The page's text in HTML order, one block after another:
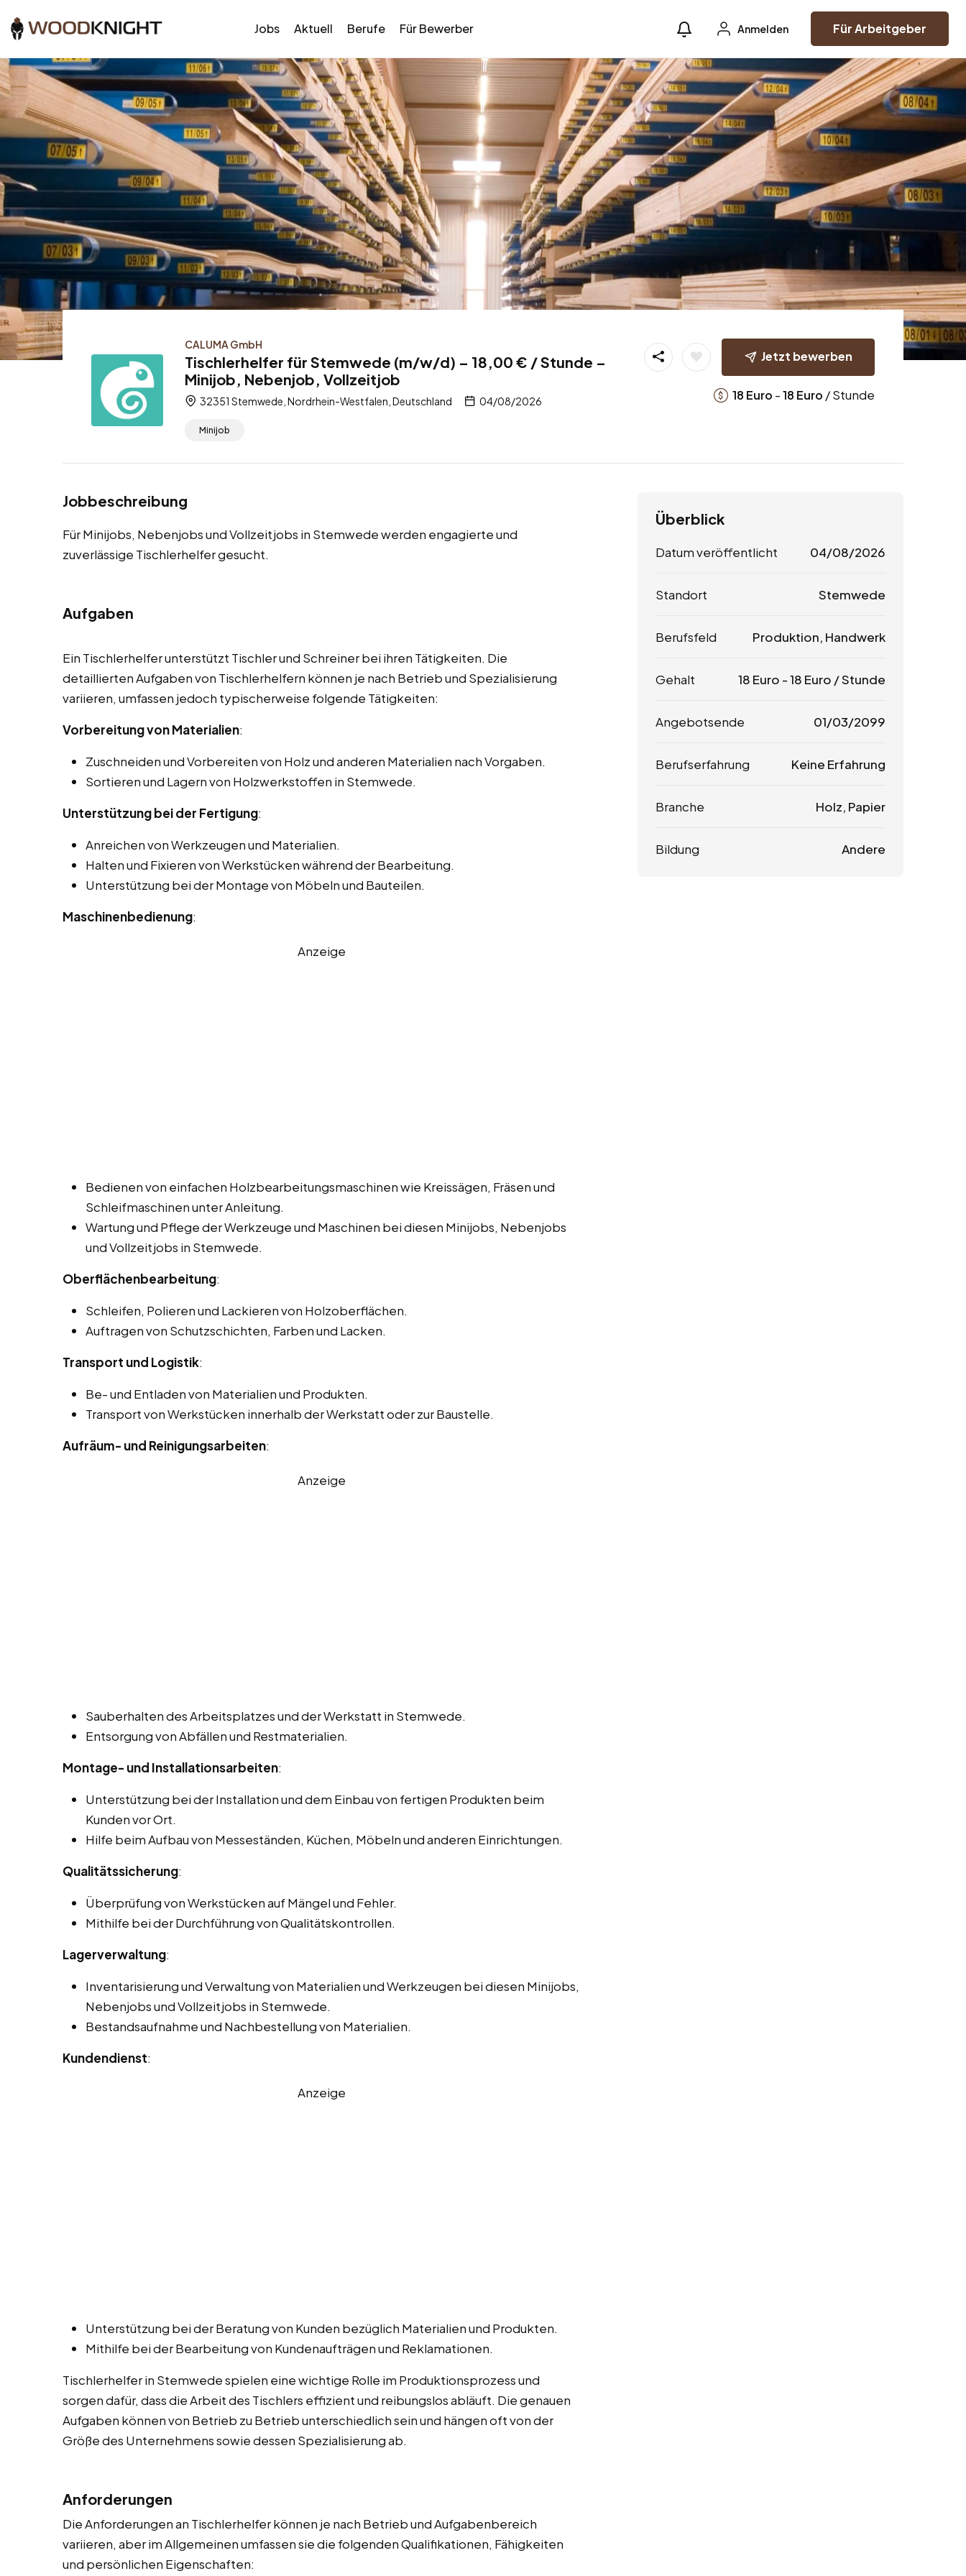
Jobs Aktuell Berufe Für Bewerber Anmelden Für Arbeitgeber
CALUMA GmbH
Tischlerhelfer für Stemwede (m/w/d) – 18,00 € / Stunde –
Minijob, Nebenjob, Vollzeitjob
32351 Stemwede, Nordrhein-Westfalen, Deutschland 04/08/2026
Minijob
Jetzt bewerben
18 Euro -18 Euro / Stunde
Jobbeschreibung
Für Minijobs, Nebenjobs und Vollzeitjobs in Stemwede werden engagierte und
zuverlässige Tischlerhelfer gesucht.
Aufgaben
Ein Tischlerhelfer unterstützt Tischler und Schreiner bei ihren Tätigkeiten. Die
detaillierten Aufgaben von Tischlerhelfern können je nach Betrieb und Spezialisierung
variieren, umfassen jedoch typischerweise folgende Tätigkeiten:
Vorbereitung von Materialien:
Zuschneiden und Vorbereiten von Holz und anderen Materialien nach Vorgaben.
Sortieren und Lagern von Holzwerkstoffen in Stemwede.
Unterstützung bei der Fertigung:
Anreichen von Werkzeugen und Materialien.
Halten und Fixieren von Werkstücken während der Bearbeitung.
Unterstützung bei der Montage von Möbeln und Bauteilen.
Maschinenbedienung:
Anzeige
Bedienen von einfachen Holzbearbeitungsmaschinen wie Kreissägen, Fräsen und
Schleifmaschinen unter Anleitung.
Wartung und Pflege der Werkzeuge und Maschinen bei diesen Minijobs, Nebenjobs
und Vollzeitjobs in Stemwede.
Oberflächenbearbeitung:
Schleifen, Polieren und Lackieren von Holzoberflächen.
Auftragen von Schutzschichten, Farben und Lacken.
Transport und Logistik:
Be- und Entladen von Materialien und Produkten.
Transport von Werkstücken innerhalb der Werkstatt oder zur Baustelle.
Aufräum- und Reinigungsarbeiten:
Anzeige
Sauberhalten des Arbeitsplatzes und der Werkstatt in Stemwede.
Entsorgung von Abfällen und Restmaterialien.
Montage- und Installationsarbeiten:
Unterstützung bei der Installation und dem Einbau von fertigen Produkten beim
Kunden vor Ort.
Hilfe beim Aufbau von Messeständen, Küchen, Möbeln und anderen Einrichtungen.
Qualitätssicherung:
Überprüfung von Werkstücken auf Mängel und Fehler.
Mithilfe bei der Durchführung von Qualitätskontrollen.
Lagerverwaltung:
Inventarisierung und Verwaltung von Materialien und Werkzeugen bei diesen Minijobs,
Nebenjobs und Vollzeitjobs in Stemwede.
Bestandsaufnahme und Nachbestellung von Materialien.
Kundendienst:
Anzeige
Unterstützung bei der Beratung von Kunden bezüglich Materialien und Produkten.
Mithilfe bei der Bearbeitung von Kundenaufträgen und Reklamationen.
Tischlerhelfer in Stemwede spielen eine wichtige Rolle im Produktionsprozess und
sorgen dafür, dass die Arbeit des Tischlers effizient und reibungslos abläuft. Die genauen
Aufgaben können von Betrieb zu Betrieb unterschiedlich sein und hängen oft von der
Größe des Unternehmens sowie dessen Spezialisierung ab.
Anforderungen
Die Anforderungen an Tischlerhelfer können je nach Betrieb und Aufgabenbereich
variieren, aber im Allgemeinen umfassen sie die folgenden Qualifikationen, Fähigkeiten
und persönlichen Eigenschaften:
Überblick
Datum veröffentlicht 04/08/2026
Standort Stemwede
Berufsfeld Produktion, Handwerk
Gehalt 18 Euro -18 Euro / Stunde
Angebotsende 01/03/2099
Berufserfahrung Keine Erfahrung
Branche Holz, Papier
Bildung Andere